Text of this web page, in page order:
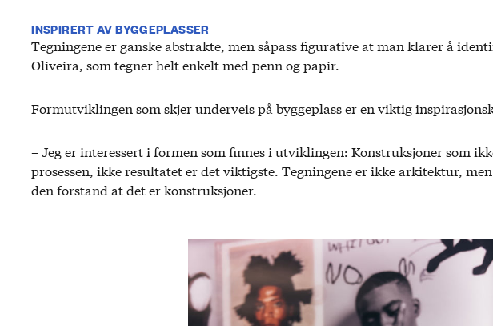
INSPIRERT AV BYGGEPLASSER
Tegningene er ganske abstrakte, men såpass figurative at man klarer å
Oliveira, som tegner helt enkelt med penn og papir.
Formutviklingen som skjer underveis på byggeplass er en viktig
– Jeg er interessert i formen som finnes i utviklingen: Konstruksjoner som
prosessen, ikke resultatet er det viktigste. Tegningene er ikke arkitektur,
den forstand at det er konstruksjoner.